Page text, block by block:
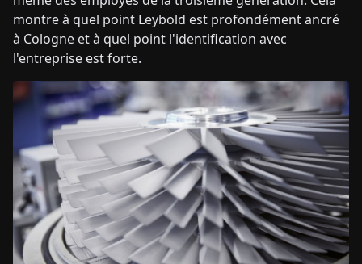
montre à quel point Leybold est profondément ancré
à Cologne et à quel point l'identification avec
l'entreprise est forte.